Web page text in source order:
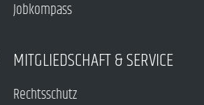
Jobkompass
MITGLIEDSCHAFT & SERVICE
Rechtsschutz